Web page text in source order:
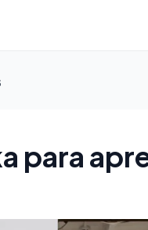
para